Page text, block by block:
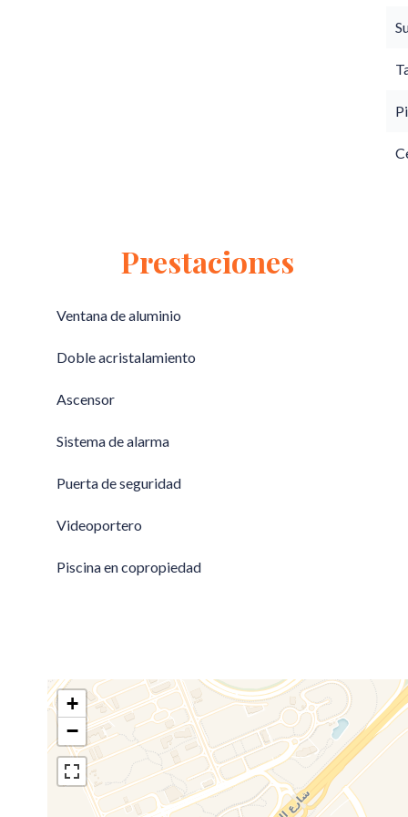
Prestaciones
Ventana de aluminio
Doble acristalamiento
Ascensor
Sistema de alarma
Puerta de seguridad
Videoportero
Piscina en copropiedad
+
−